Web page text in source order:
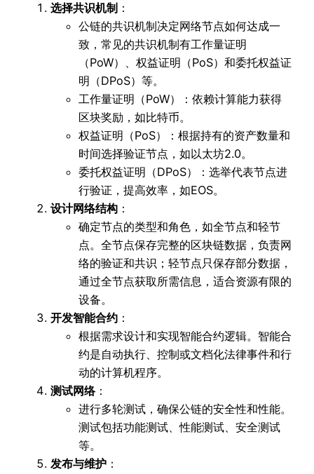
选择共识机制 ：
公链的共识机制决定网络节点如何达成一
致，常见的共识机制有工作量证明
（PoW）、权益证明（PoS）和委托权益证
明（DPoS）等。
工作量证明（PoW）：依赖计算能力获得
区块奖励，如比特币。
权益证明（PoS）：根据持有的资产数量和
时间选择验证节点，如以太坊2.0。
委托权益证明（DPoS）：选举代表节点进
行验证，提高效率，如EOS。
设计网络结构 ：
确定节点的类型和角色，如全节点和轻节
点。全节点保存完整的区块链数据，负责网
络的验证和共识；轻节点只保存部分数据，
通过全节点获取所需信息，适合资源有限的
设备。
开发智能合约 ：
根据需求设计和实现智能合约逻辑。智能合
约是自动执行、控制或文档化法律事件和行
动的计算机程序。
测试网络：
进行多轮测试，确保公链的安全性和性能。
测试包括功能测试、性能测试、安全测试
等。
发布与维护 ：